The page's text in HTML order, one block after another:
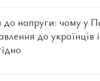
до напруги: чому у
до українців